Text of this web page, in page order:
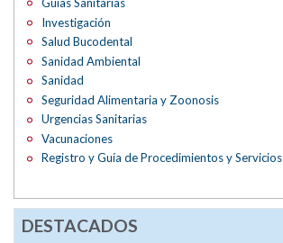
Investigación
Salud Bucodental
Sanidad Ambiental
Sanidad
Seguridad Alimentaria y Zoonosis
Urgencias Sanitarias
Vacunaciones
Registro y Guía de Procedimientos y Servicios
DESTACADOS